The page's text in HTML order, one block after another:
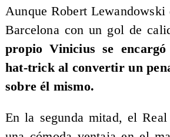
Aunque Robert Lewandowski
Barcelona con un gol de
propio Vinicius se
hat-trick al convertir un
sobre él mismo.
En la segunda mitad, el